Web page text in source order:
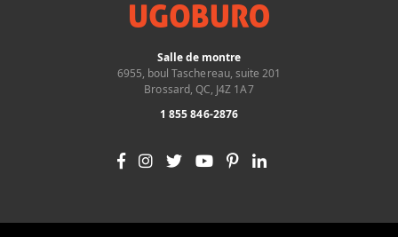
Salle de montre
6955, boul Taschereau, suite 201
Brossard, QC, J4Z 1A7
1 855 846-2876